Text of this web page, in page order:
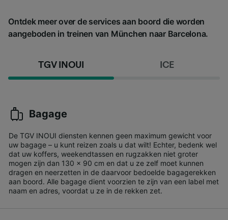
Ontdek meer over de services aan boord die worden
aangeboden in treinen van München naar Barcelona.
TGV INOUI ICE
Bagage
De TGV INOUI diensten kennen geen maximum gewicht voor
uw bagage – u kunt reizen zoals u dat wilt! Echter, bedenk wel
dat uw koffers, weekendtassen en rugzakken niet groter
mogen zijn dan 130 x 90 cm en dat u ze zelf moet kunnen
dragen en neerzetten in de daarvoor bedoelde bagagerekken
aan boord. Alle bagage dient voorzien te zijn van een label met
naam en adres, voordat u ze in de rekken zet.